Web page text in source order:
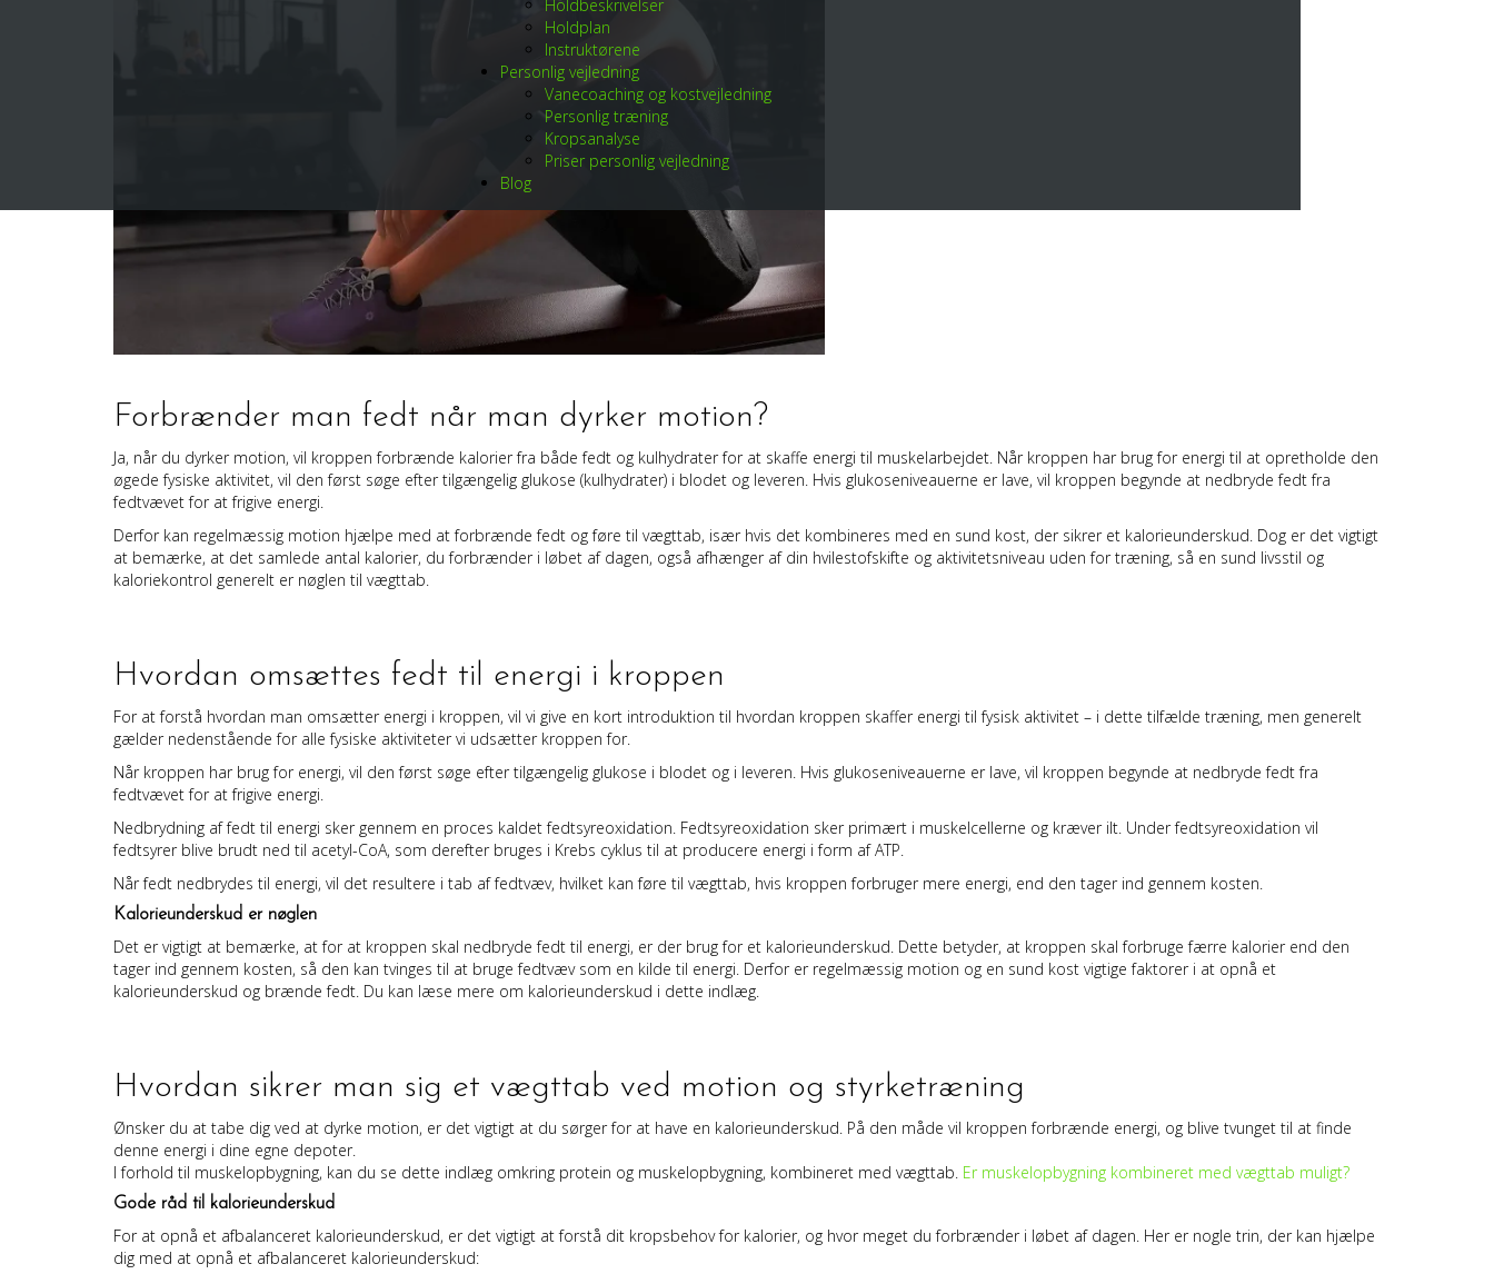
Holdbeskrivelser
Holdplan
Instruktørene
Personlig vejledning
Vanecoaching og kostvejledning
Personlig træning
Kropsanalyse
Priser personlig vejledning
Blog
Forbrænder man fedt når man dyrker motion?
Ja, når du dyrker motion, vil kroppen forbrænde kalorier fra både fedt og kulhydrater for at skaffe energi til muskelarbejdet. Når kroppen har brug for energi til at opretholde den
øgede fysiske aktivitet, vil den først søge efter tilgængelig glukose (kulhydrater) i blodet og leveren. Hvis glukoseniveauerne er lave, vil kroppen begynde at nedbryde fedt fra
fedtvævet for at frigive energi.
Derfor kan regelmæssig motion hjælpe med at forbrænde fedt og føre til vægttab, især hvis det kombineres med en sund kost, der sikrer et kalorieunderskud. Dog er det vigtigt
at bemærke, at det samlede antal kalorier, du forbrænder i løbet af dagen, også afhænger af din hvilestofskifte og aktivitetsniveau uden for træning, så en sund livsstil og
kaloriekontrol generelt er nøglen til vægttab.
Hvordan omsættes fedt til energi i kroppen
For at forstå hvordan man omsætter energi i kroppen, vil vi give en kort introduktion til hvordan kroppen skaffer energi til fysisk aktivitet – i dette tilfælde træning, men generelt
gælder nedenstående for alle fysiske aktiviteter vi udsætter kroppen for.
Når kroppen har brug for energi, vil den først søge efter tilgængelig glukose i blodet og i leveren. Hvis glukoseniveauerne er lave, vil kroppen begynde at nedbryde fedt fra
fedtvævet for at frigive energi.
Nedbrydning af fedt til energi sker gennem en proces kaldet fedtsyreoxidation. Fedtsyreoxidation sker primært i muskelcellerne og kræver ilt. Under fedtsyreoxidation vil
fedtsyrer blive brudt ned til acetyl-CoA, som derefter bruges i Krebs cyklus til at producere energi i form af ATP.
Når fedt nedbrydes til energi, vil det resultere i tab af fedtvæv, hvilket kan føre til vægttab, hvis kroppen forbruger mere energi, end den tager ind gennem kosten.
Kalorieunderskud er nøglen
Det er vigtigt at bemærke, at for at kroppen skal nedbryde fedt til energi, er der brug for et kalorieunderskud. Dette betyder, at kroppen skal forbruge færre kalorier end den
tager ind gennem kosten, så den kan tvinges til at bruge fedtvæv som en kilde til energi. Derfor er regelmæssig motion og en sund kost vigtige faktorer i at opnå et
kalorieunderskud og brænde fedt. Du kan læse mere om kalorieunderskud i dette indlæg.
Hvordan sikrer man sig et vægttab ved motion og styrketræning
Ønsker du at tabe dig ved at dyrke motion, er det vigtigt at du sørger for at have en kalorieunderskud. På den måde vil kroppen forbrænde energi, og blive tvunget til at finde
denne energi i dine egne depoter.
I forhold til muskelopbygning, kan du se dette indlæg omkring protein og muskelopbygning, kombineret med vægttab. Er muskelopbygning kombineret med vægttab muligt?
Gode råd til kalorieunderskud
For at opnå et afbalanceret kalorieunderskud, er det vigtigt at forstå dit kropsbehov for kalorier, og hvor meget du forbrænder i løbet af dagen. Her er nogle trin, der kan hjælpe
dig med at opnå et afbalanceret kalorieunderskud: